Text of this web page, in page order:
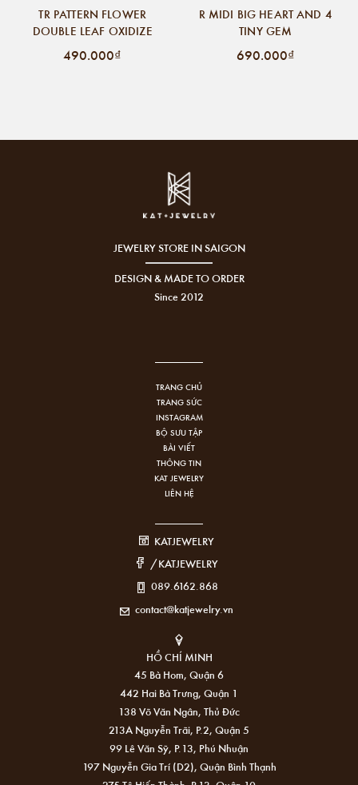
TR PATTERN FLOWER
DOUBLE LEAF OXIDIZE
490.000₫
R MIDI BIG HEART AND 4
TINY GEM
690.000₫
JEWELRY STORE IN SAIGON
DESIGN & MADE TO ORDER
Since 2012
TRANG CHỦ
TRANG SỨC
INSTAGRAM
BỘ SƯU TẬP
BÀI VIẾT
THÔNG TIN
KAT JEWELRY
LIÊN HỆ
KATJEWELRY
/KATJEWELRY
089.6162.868
contact@katjewelry.vn
HỒ CHÍ MINH
45 Bà Hom, Quận 6
442 Hai Bà Trưng, Quận 1
138 Võ Văn Ngân, Thủ Đức
213A Nguyễn Trãi, P.2, Quận 5
99 Lê Văn Sỹ, P.13, Phú Nhuận
197 Nguyễn Gia Trí (D2), Quận Bình Thạnh